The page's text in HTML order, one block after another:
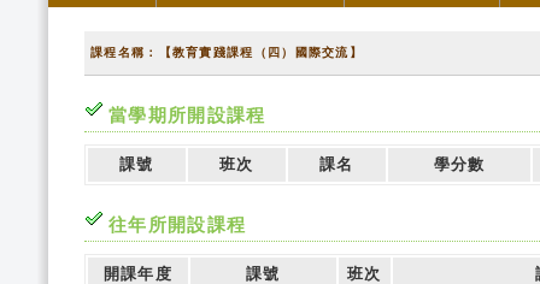
課程名稱：【教育實踐課程（四）國際交流】
當學期所開設課程
課號 班次 課名 學分數
往年所開設課程
開課年度 課號 班次